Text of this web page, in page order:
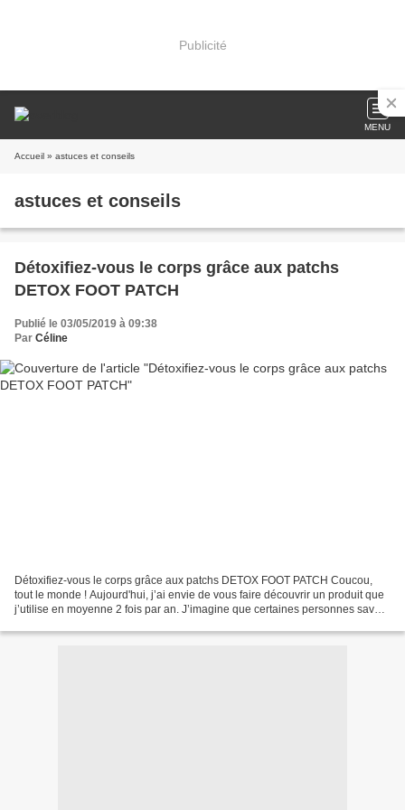
Publicité
MENU
Accueil » astuces et conseils
astuces et conseils
Détoxifiez-vous le corps grâce aux patchs
DETOX FOOT PATCH
Publié le 03/05/2019 à 09:38
Par Céline
Détoxifiez-vous le corps grâce aux patchs DETOX FOOT PATCH Coucou,
tout le monde ! Aujourd'hui, j’ai envie de vous faire découvrir un produit que
j’utilise en moyenne 2 fois par an. J’imagine que certaines personnes savent